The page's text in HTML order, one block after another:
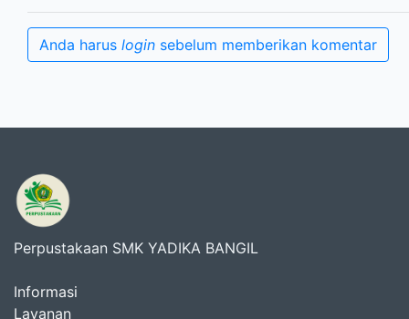
Anda harus login sebelum memberikan komentar
Perpustakaan SMK YADIKA BANGIL
Informasi
Layanan